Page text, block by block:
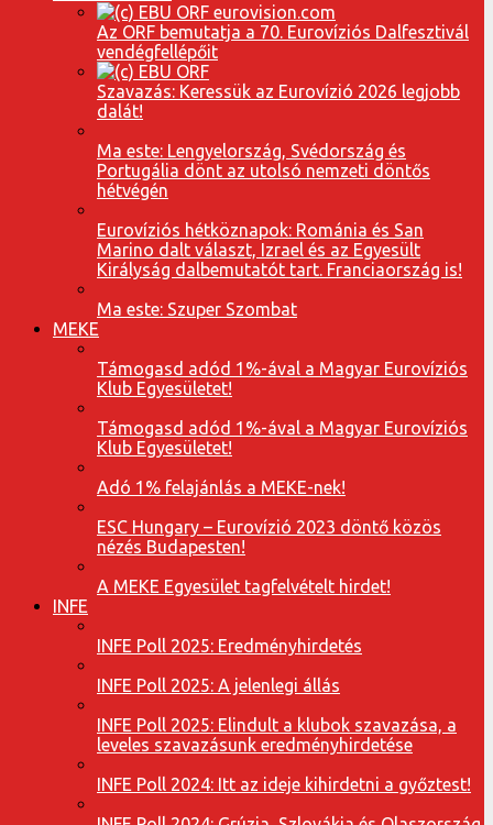
Az ORF bemutatja a 70. Eurovíziós Dalfesztivál
vendégfellépőit
Szavazás: Keressük az Eurovízió 2026 legjobb
dalát!
Ma este: Lengyelország, Svédország és
Portugália dönt az utolsó nemzeti döntős
hétvégén
Eurovíziós hétköznapok: Románia és San
Marino dalt választ, Izrael és az Egyesült
Királyság dalbemutatót tart. Franciaország is!
Ma este: Szuper Szombat
MEKE
Támogasd adód 1%-ával a Magyar Eurovíziós
Klub Egyesületet!
Támogasd adód 1%-ával a Magyar Eurovíziós
Klub Egyesületet!
Adó 1% felajánlás a MEKE-nek!
ESC Hungary – Eurovízió 2023 döntő közös
nézés Budapesten!
A MEKE Egyesület tagfelvételt hirdet!
INFE
INFE Poll 2025: Eredményhirdetés
INFE Poll 2025: A jelenlegi állás
INFE Poll 2025: Elindult a klubok szavazása, a
leveles szavazásunk eredményhirdetése
INFE Poll 2024: Itt az ideje kihirdetni a győztest!